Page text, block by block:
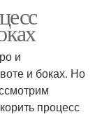
и
и боках. Но
процесс